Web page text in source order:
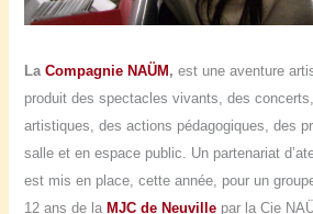
LaCompagnie NAÜM , est une aventure
produit des spectacles vivants, des
artistiques, des actions pédagogiques, des
salle et en espace public. Un partenariat
est mis en place, cette année, pour un
12 ans de la MJC de Neuville par la Cie